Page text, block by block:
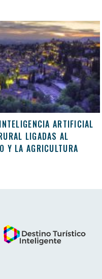
ARTIFICIAL
LIGADAS AL
Y LA AGRICULTURA